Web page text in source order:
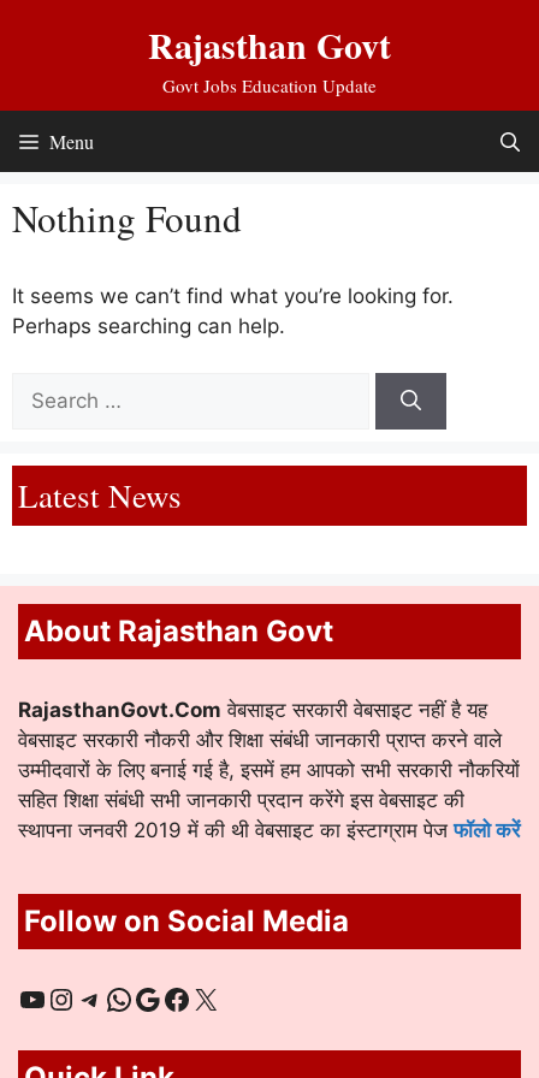
Rajasthan Govt
Govt Jobs Education Update
Menu
Nothing Found
It seems we can’t find what you’re looking for.
Perhaps searching can help.
for:
Latest News
About Rajasthan Govt
RajasthanGovt.Com वेबसाइट सरकारी वेबसाइट नहीं है यह
वेबसाइट सरकारी नौकरी और शिक्षा संबंधी जानकारी प्राप्त करने वाले
उम्मीदवारों के लिए बनाई गई है, इसमें हम आपको सभी सरकारी नौकरियों
सहित शिक्षा संबंधी सभी जानकारी प्रदान करेंगे इस वेबसाइट की
स्थापना जनवरी 2019 में की थी वेबसाइट का इंस्टाग्राम पेजफॉलो करें
Follow on Social Media
YouTube
Instagram
Telegram
WhatsApp
Google
Facebook
X